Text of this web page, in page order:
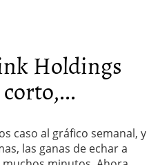
Holdings
caso al gráfico semanal, y
las ganas de echar a